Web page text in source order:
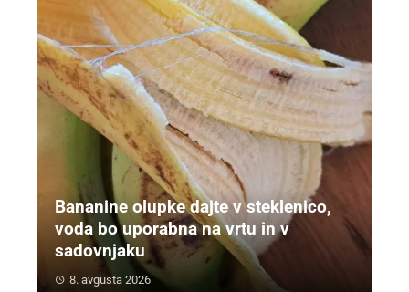
Bananine olupke dajte v steklenico,
voda bo uporabna na vrtu in v
sadovnjaku
8. avgusta 2026